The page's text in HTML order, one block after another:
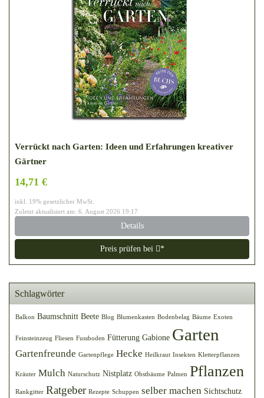
Verrückt nach Garten: Ideen und Erfahrungen kreativer
Gärtner
14,71 €
inkl. 19% gesetzlicher MwSt.
Zuletzt aktualisiert am: 6. August 2026 19:17
Details
Preis prüfen bei *
Schlagwörter
Balkon Baumschnitt Beete Blog Blumenkasten Bodenbelag Bäume Exoten
Feinsteinzeug Fliesen Fussboden Fütterung Gabione Garten
Gartenfreunde Gartenpflege Hecke Heilkraut Insekten Kletterpflanzen
Kräuter Mulch Naturschutz Nistplatz Obstbäume Palmen Pflanzen
Rankgitter Ratgeber Rezepte Schuppen selber machen Sichtschutz